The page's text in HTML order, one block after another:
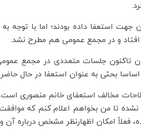
استعفا داده بودند؛ اما با توجه
افتاد و در مجمع عمومی هم مطرح نشد.
جلسات متعددی در مجمع
بحثی به عنوان استعفا در حال
مخالف استعفای خانم منصوری
تا من بخواهم اعلام کنم که
امکان اظهارنظر مشخص درباره آن